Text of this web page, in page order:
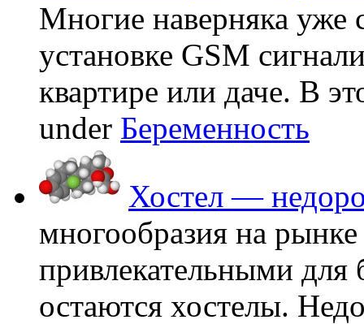
Многие наверняка уже
установке GSM
квартире или даче. В
under Беременность
Хостел —
многообразия на
привлекательными
остаются хостелы.